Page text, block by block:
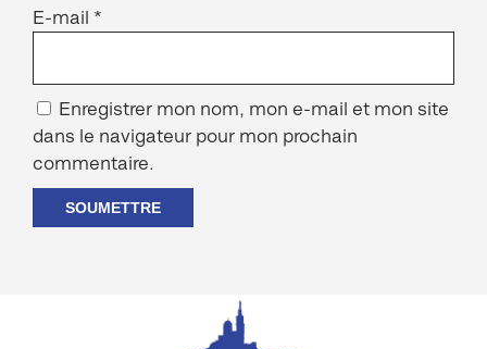
E-mail *
Enregistrer mon nom, mon e-mail et mon site
dans le navigateur pour mon prochain
commentaire.